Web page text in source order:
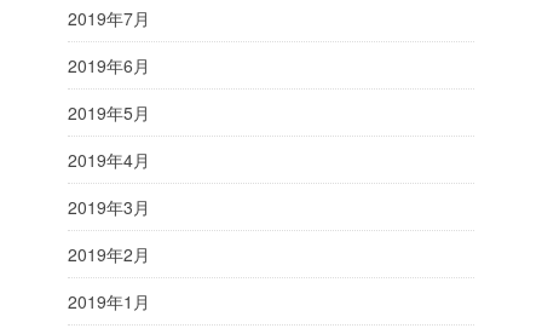
2019年7月
2019年6月
2019年5月
2019年4月
2019年3月
2019年2月
2019年1月